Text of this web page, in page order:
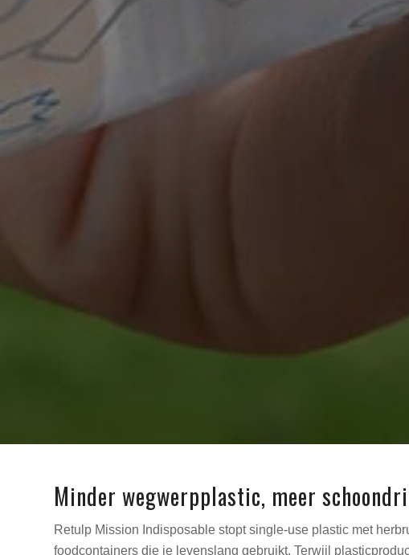
Minder wegwerpplastic, meer
Retulp Mission Indisposable stopt single-use plastic met
foodcontainers die je levenslang gebruikt. Terwijl